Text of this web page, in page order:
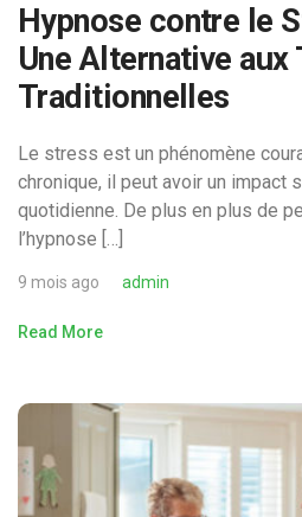
Hypnose contre le
Une Alternative aux
Traditionnelles
Le stress est un phénomène
chronique, il peut avoir un impact
quotidienne. De plus en plus de
l’hypnose […]
9 mois ago admin
Read More